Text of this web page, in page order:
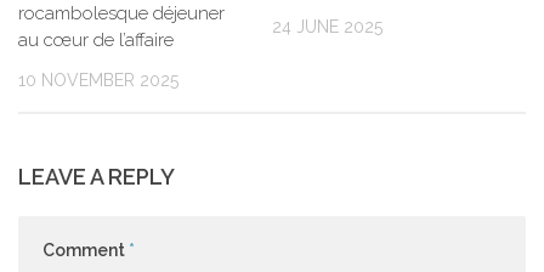
rocambolesque déjeuner
au cœur de l’affaire
10 NOVEMBER 2025
24 JUNE 2025
LEAVE A REPLY
Comment *